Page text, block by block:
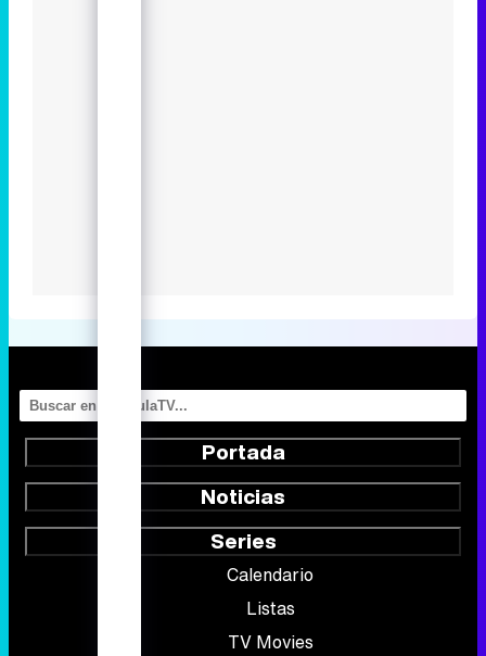
Portada
Noticias
Series
Calendario
Listas
TV Movies